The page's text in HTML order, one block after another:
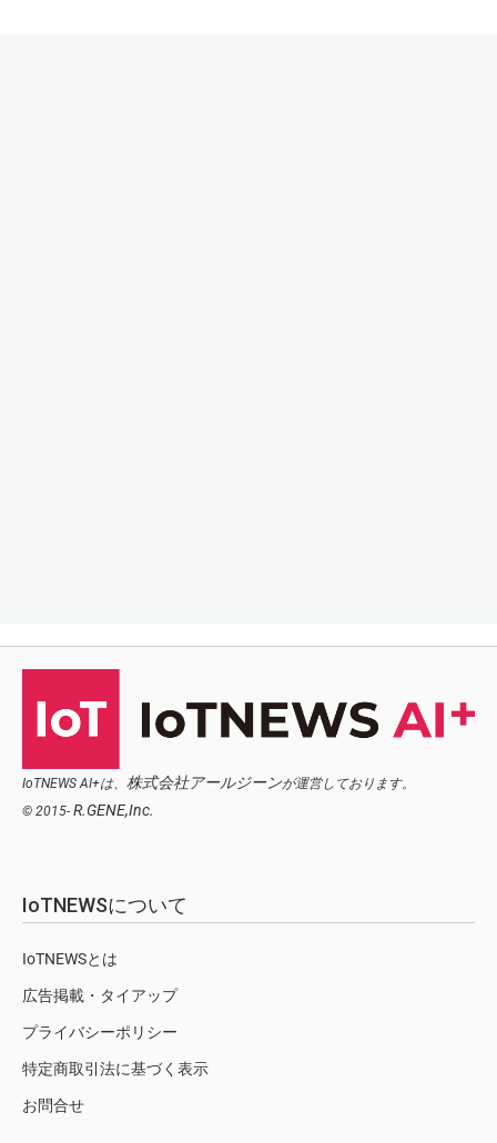
IoTNEWS AI+は、 株式会社アールジーンが運営しております。
© 2015- R.GENE,Inc.
IoTNEWSについて
IoTNEWSとは
広告掲載・タイアップ
プライバシーポリシー
特定商取引法に基づく表示
お問合せ